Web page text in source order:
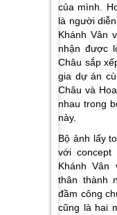
của mình.
là người
Khánh Vân
nhận được
Châu sắp
gia dự án
Châu và
nhau trong
này.
Bộ ảnh lấy
với concept
Khánh Vân
thân thành
đầm công
cũng là hai